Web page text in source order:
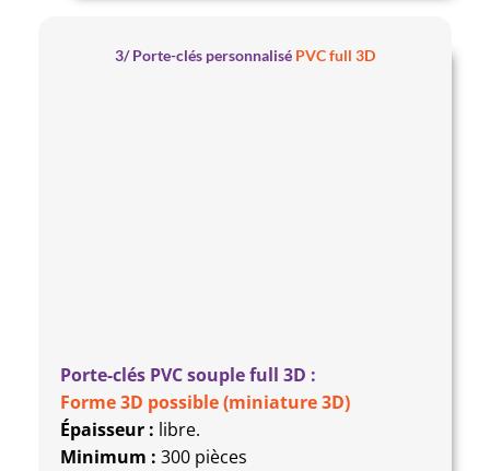
3/ Porte-clés personnalisé PVC full 3D
Porte-clés PVC souple full 3D :
Forme 3D possible (miniature 3D)
Épaisseur : libre.
Minimum : 300 pièces